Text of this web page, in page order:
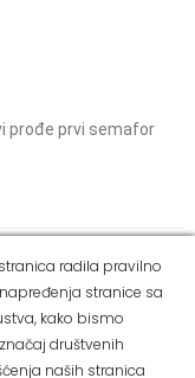
prođe prvi semafor
Reklamacije i pravo
na odustajanje
radila pravilno
stranice sa
kako bismo
društvenih
naših stranica